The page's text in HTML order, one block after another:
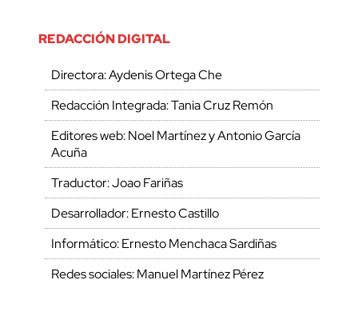
REDACCIÓN DIGITAL
Directora: Aydenis Ortega Che
Redacción Integrada: Tania Cruz Remón
Editores web: Noel Martínez y Antonio García
Acuña
Traductor: Joao Fariñas
Desarrollador: Ernesto Castillo
Informático: Ernesto Menchaca Sardiñas
Redes sociales: Manuel Martínez Pérez